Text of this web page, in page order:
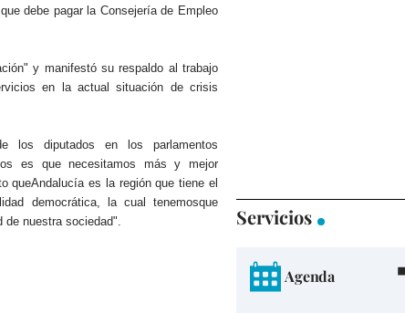
debe pagar la Consejería de Empleo
y manifestó su respaldo al trabajo
en la actual situación de crisis
los diputados en los parlamentos
es que necesitamos más y mejor
queAndalucía es la región que tiene el
democrática, la cual tenemosque
de nuestra sociedad".
Servicios
Agenda